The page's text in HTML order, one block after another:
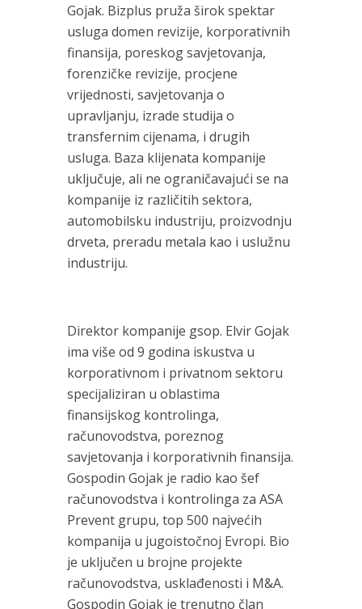
Gojak. Bizplus pruža širok spektar
usluga domen revizije, korporativnih
finansija, poreskog savjetovanja,
forenzičke revizije, procjene
vrijednosti, savjetovanja o
upravljanju, izrade studija o
transfernim cijenama, i drugih
usluga. Baza klijenata kompanije
uključuje, ali ne ograničavajući se na
kompanije iz različitih sektora,
automobilsku industriju, proizvodnju
drveta, preradu metala kao i uslužnu
industriju.
Direktor kompanije gsop. Elvir Gojak
ima više od 9 godina iskustva u
korporativnom i privatnom sektoru
specijaliziran u oblastima
finansijskog kontrolinga,
računovodstva, poreznog
savjetovanja i korporativnih finansija.
Gospodin Gojak je radio kao šef
računovodstva i kontrolinga za ASA
Prevent grupu, top 500 najvećih
kompanija u jugoistočnoj Evropi. Bio
je uključen u brojne projekte
računovodstva, usklađenosti i M&A.
Gospodin Gojak je trenutno član